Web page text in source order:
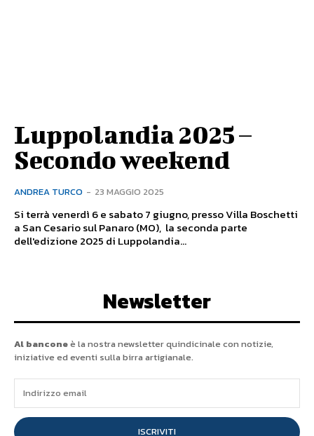
Luppolandia 2025 –
Secondo weekend
ANDREA TURCO - 23 MAGGIO 2025
Si terrà venerdì 6 e sabato 7 giugno, presso Villa Boschetti
a San Cesario sul Panaro (MO), la seconda parte
dell'edizione 2025 di Luppolandia...
Newsletter
Al banconeè la nostra newsletter quindicinale con notizie,
iniziative ed eventi sulla birra artigianale.
ISCRIVITI